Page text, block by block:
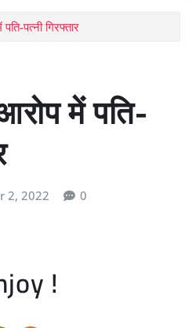
पत्नी गिरफ्तार
में पति-
2, 2022 0
!